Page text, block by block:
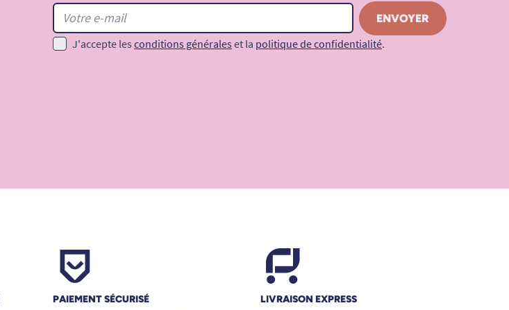
J'accepte les conditions générales et la politique de confidentialité.
PAIEMENT SÉCURISÉ LIVRAISON EXPRESS